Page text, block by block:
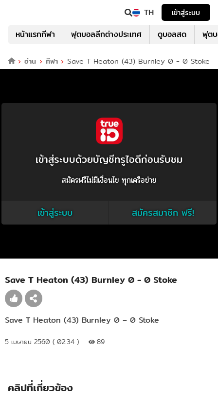
TH เข้าสู่ระบบ
หน้าแรกกีฬา ฟุตบอลลีกต่างประเทศ ดูบอลสด ฟุต
อ่าน กีฬา Save T Heaton (43) Burnley 0 - 0 Stoke
เข้าสู่ระบบด้วยบัญชีทรูไอดีก่อนรับชม
สมัครฟรีไม่มีเงื่อนไข ทุกเครือข่าย
เข้าสู่ระบบ สมัครสมาชิก ฟรี!
Save T Heaton (43) Burnley 0 - 0 Stoke
Save T Heaton (43) Burnley 0 – 0 Stoke
5 เมษายน 2560 ( 02:34 ) 89
คลิปที่เกี่ยวข้อง